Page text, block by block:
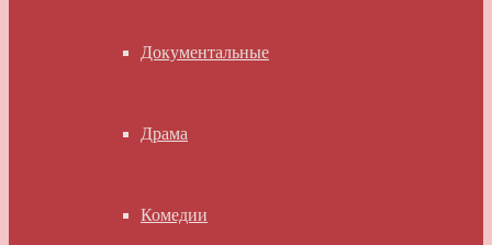
Документальные
Драма
Комедии